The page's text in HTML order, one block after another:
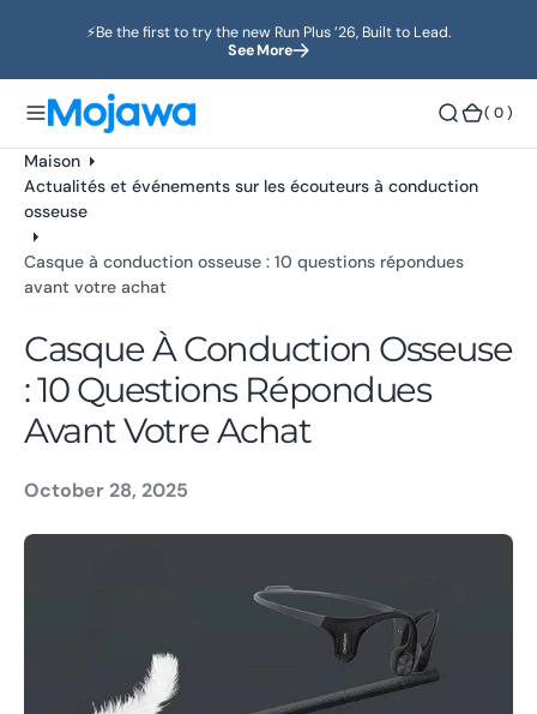
t
⚡️Be the first to try the new Run Plus ’26, Built to Lead.
See More
( 0 )
Maison
Actualités et événements sur les écouteurs à conduction
osseuse
Casque à conduction osseuse : 10 questions répondues
avant votre achat
Casque À Conduction Osseuse
: 10 Questions Répondues
Avant Votre Achat
October 28, 2025